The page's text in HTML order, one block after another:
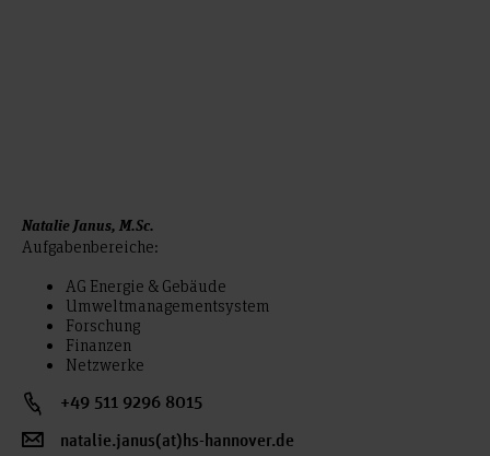
Natalie Janus, M.Sc.
Aufgabenbereiche:
AG Energie & Gebäude
Umweltmanagementsystem
Forschung
Finanzen
Netzwerke
+49 511 9296 8015
natalie.janus(at)hs-hannover.de